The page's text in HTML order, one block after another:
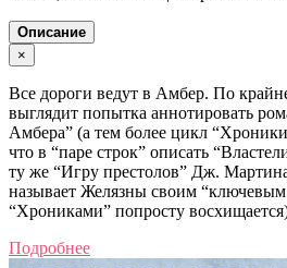
Описание
×
Все дороги ведут в Амбер. По
выглядит попытка аннотировать
Амбера” (а тем более цикл
что в “паре строк” описать
ту же “Игру престолов” Дж.
называет Желязны своим “ключевым
“Хрониками” попросту
Подробнее